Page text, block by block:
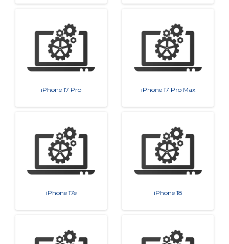
iPhone 17 Pro iPhone 17 Pro Max
iPhone 17e iPhone 18